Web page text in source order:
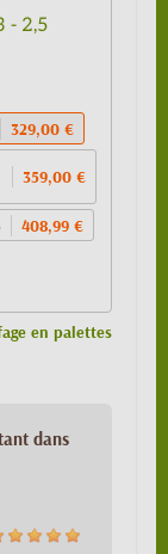
- 2,5
329,00 €
359,00 €
408,99 €
en palettes
dans